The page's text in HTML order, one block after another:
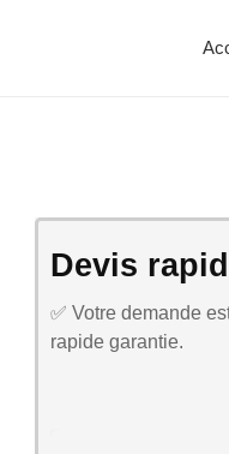
Devis
✅ Votre demande
rapide garantie.